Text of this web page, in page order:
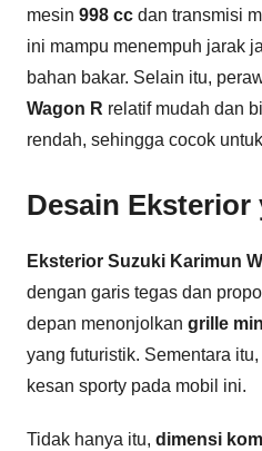
mesin 998 cc dan transmisi
ini mampu menempuh jarak
bahan bakar. Selain itu,
Wagon R relatif mudah dan
rendah, sehingga cocok
Desain Eksterior
Eksterior Suzuki Karimun
dengan garis tegas dan
depan menonjolkan grille
yang futuristik. Sementara itu,
kesan sporty pada mobil ini.
Tidak hanya itu, dimensi